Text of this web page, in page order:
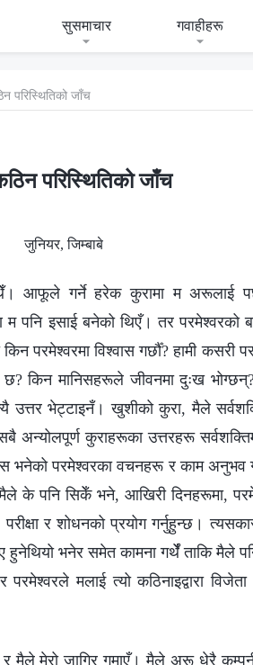
सुसमाचार गवाहीहरू
परिस्थितिको जाँच
परिस्थितिको जाँच
जुनियर, जिम्बाबे
आफूले गर्ने हरेक कुरामा म अरूलाई
पनि इसाई बनेको थिएँ। तर परमेश्‍वरको
परमेश्‍वरमा विश्‍वास गर्छौँ? हामी कसरी
छ? किन मानिसहरूले जीवनमा दुःख
भेट्टाइनँ। खुशीको कुरा, मैले
अन्योलपूर्ण कुराहरूका उत्तरहरू
भनेको परमेश्‍वरका वचनहरू र काम अनुभव
मैले के पनि सिकेँ भने, आखिरी दिनहरूमा,
र शोधनको प्रयोग गर्नुहुन्छ।
हुनेथियो भनेर समेत कामना गर्थेँ ताकि मैले
मलाई त्यो कठिनाइद्वारा
र मैले मेरो जागिर गुमाएँ। मैले अरू धेरै